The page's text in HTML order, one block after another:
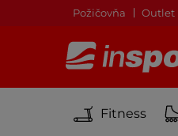
Požičovňa Outlet
Fitness